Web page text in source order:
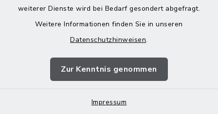
weiterer Dienste wird bei Bedarf gesondert abgefragt.
Weitere Informationen finden Sie in unseren
Datenschutzhinweisen.
Zur Kenntnis genommen
Impressum
Barrierefreiheit
Impressum
Sitemap